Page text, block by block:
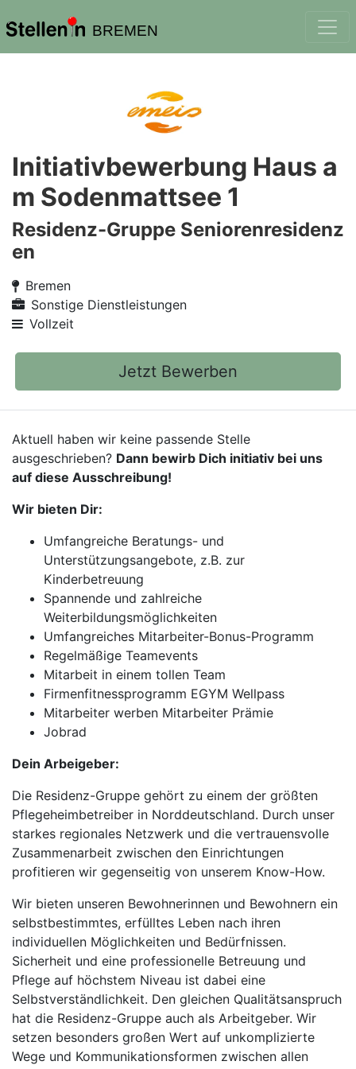
BREMEN
Initiativbewerbung Haus a
m Sodenmattsee 1
Residenz-Gruppe Seniorenresidenz
en
Bremen
Sonstige Dienstleistungen
Vollzeit
Jetzt Bewerben
Aktuell haben wir keine passende Stelle
ausgeschrieben? Dann bewirb Dich initiativ bei uns
auf diese Ausschreibung!
Wir bieten Dir:
Umfangreiche Beratungs- und
Unterstützungsangebote, z.B. zur
Kinderbetreuung
Spannende und zahlreiche
Weiterbildungsmöglichkeiten
Umfangreiches Mitarbeiter-Bonus-Programm
Regelmäßige Teamevents
Mitarbeit in einem tollen Team
Firmenfitnessprogramm EGYM Wellpass
Mitarbeiter werben Mitarbeiter Prämie
Jobrad
Dein Arbeigeber:
Die Residenz-Gruppe gehört zu einem der größten
Pflegeheimbetreiber in Norddeutschland. Durch unser
starkes regionales Netzwerk und die vertrauensvolle
Zusammenarbeit zwischen den Einrichtungen
profitieren wir gegenseitig von unserem Know-How.
Wir bieten unseren Bewohnerinnen und Bewohnern ein
selbstbestimmtes, erfülltes Leben nach ihren
individuellen Möglichkeiten und Bedürfnissen.
Sicherheit und eine professionelle Betreuung und
Pflege auf höchstem Niveau ist dabei eine
Selbstverständlichkeit. Den gleichen Qualitätsanspruch
hat die Residenz-Gruppe auch als Arbeitgeber. Wir
setzen besonders großen Wert auf unkomplizierte
Wege und Kommunikationsformen zwischen allen